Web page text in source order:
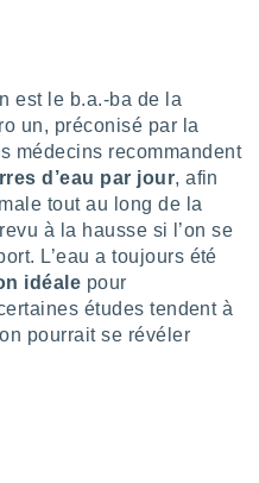
est le b.a.-ba de la
un, préconisé par la
médecins recommandent
d’eau par jour, afin
tout au long de la
à la hausse si l’on se
L’eau a toujours été
idéale pour
études tendent à
pourrait se révéler